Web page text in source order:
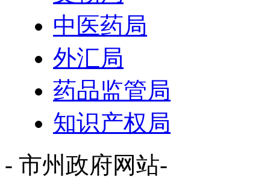
中医药局
外汇局
药品监管局
知识产权局
- 市州政府网站-